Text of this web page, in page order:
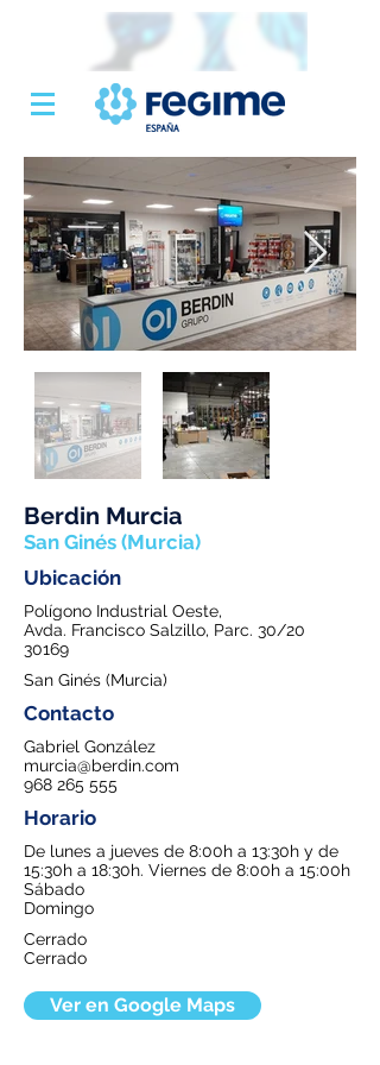
Berdin Murcia
San Ginés (Murcia)
Ubicación
Polígono Industrial Oeste,
Avda. Francisco Salzillo, Parc. 30/20
30169
San Ginés (Murcia)
Contacto
Gabriel González
murcia@berdin.com
968 265 555
Horario
De lunes a jueves de 8:00h a 13:30h y de
15:30h a 18:30h. Viernes de 8:00h a 15:00h
Sábado
Domingo
Cerrado
Cerrado
Ver en Google Maps